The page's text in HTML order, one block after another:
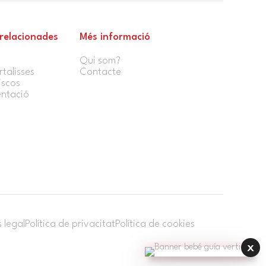
Més informació
Qui som?
Contacte
legal Política de privacitatPolítica de cookies